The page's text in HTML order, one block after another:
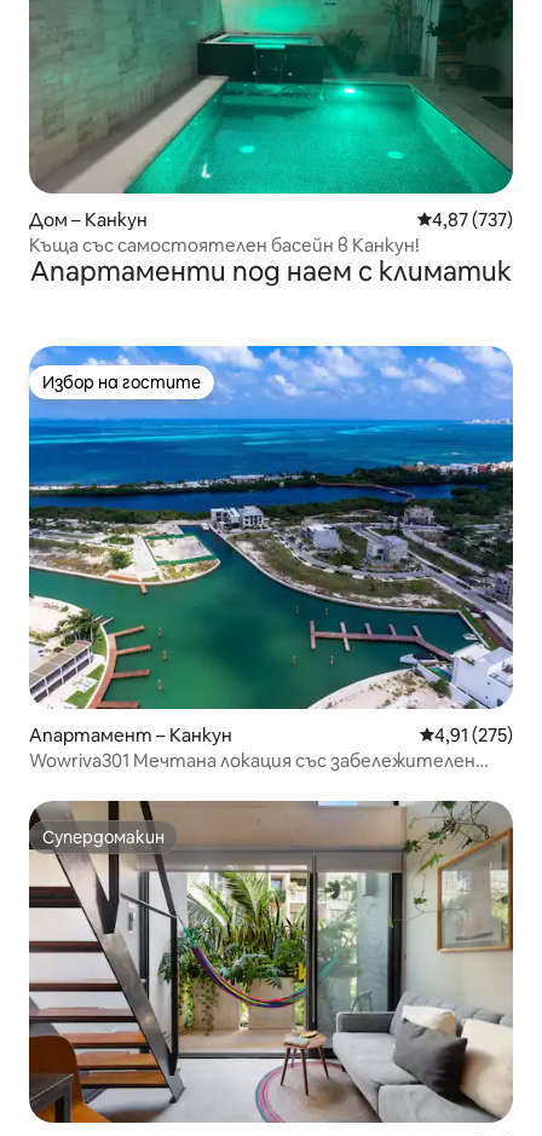
Дом – Канкун Средна
4,87 (737)
Къща със самостоятелен басейн в Канкун!
Апартаменти под наем с климатик
Избор на гостите
Избор на гостите
Апартамент – Канкун Средна
4,91 (275)
Wowriva301 Мечтана локация със забележителен
Супердомакин
Супердомакин